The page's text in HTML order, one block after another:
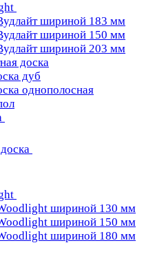
шириной 183 мм
шириной 150 мм
шириной 203 мм
доска
дуб
однополосная
шириной 130 мм
шириной 150 мм
шириной 180 мм